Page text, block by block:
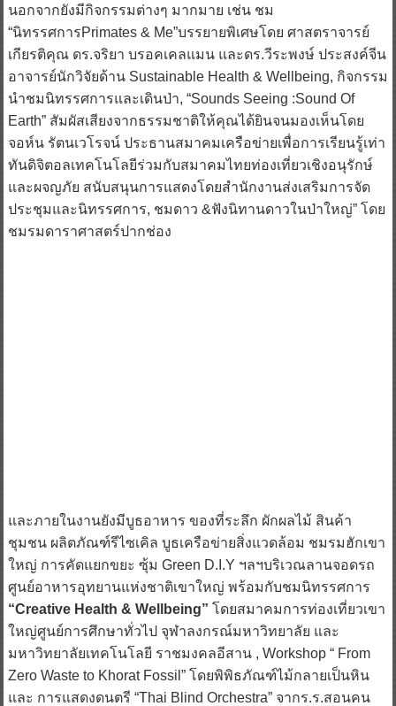
นอกจากยังมีกิจกรรมต่างๆ มากมาย เช่น ชม
“นิทรรศการPrimates & Me”บรรยายพิเศษโดย ศาสตราจารย์
เกียรติคุณ ดร.จริยา บรอคเคลแมน และดร.วีระพงษ์ ประสงค์จีน
อาจารย์นักวิจัยด้าน Sustainable Health & Wellbeing, กิจกรรม
นำชมนิทรรศการและเดินป่า, “Sounds Seeing :Sound Of
Earth” สัมผัสเสียงจากธรรมชาติให้คุณได้ยินจนมองเห็นโดย
จอห์น รัตนเวโรจน์ ประธานสมาคมเครือข่ายเพื่อการเรียนรู้เท่า
ทันดิจิตอลเทคโนโลยีร่วมกับสมาคมไทยท่องเที่ยวเชิงอนุรักษ์
และผจญภัย สนับสนุนการแสดงโดยสำนักงานส่งเสริมการจัด
ประชุมและนิทรรศการ, ชมดาว &ฟังนิทานดาวในป่าใหญ่” โดย
ชมรมดาราศาสตร์ปากช่อง
และภายในงานยังมีบูธอาหาร ของที่ระลึก ผักผลไม้ สินค้า
ชุมชน ผลิตภัณฑ์รีไซเคิล บูธเครือข่ายสิ่งแวดล้อม ชมรมฮักเขา
ใหญ่ การคัดแยกขยะ ซุ้ม Green D.I.Y ฯลฯบริเวณลานจอดรถ
ศูนย์อาหารอุทยานแห่งชาติเขาใหญ่ พร้อมกับชมนิทรรศการ
“Creative Health & Wellbeing” โดยสมาคมการท่องเที่ยวเขา
ใหญ่ศูนย์การศึกษาทั่วไป จุฬาลงกรณ์มหาวิทยาลัย และ
มหาวิทยาลัยเทคโนโลยี ราชมงคลอีสาน , Workshop “ From
Zero Waste to Khorat Fossil” โดยพิพิธภัณฑ์ไม้กลายเป็นหิน
และ การแสดงดนตรี “Thai Blind Orchestra” จากร.ร.สอนคน